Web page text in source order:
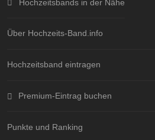
Hochzeitsbands in der Nähe
Über Hochzeits-Band.info
Hochzeitsband eintragen
Premium-Eintrag buchen
Punkte und Ranking